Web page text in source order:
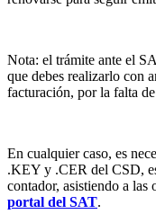
Nota: el trámite ante el
que debes realizarlo con
facturación, por la falta
En cualquier caso, es
.KEY y .CER del CSD,
contador, asistiendo a las
portal del SAT.